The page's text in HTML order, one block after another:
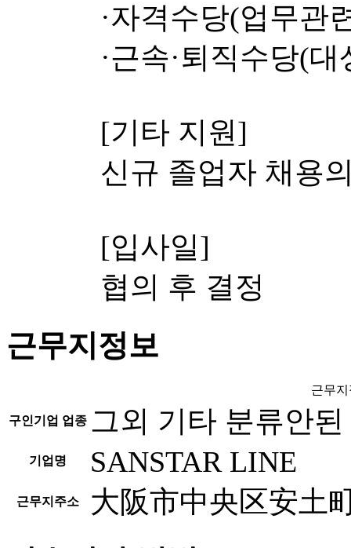
·자격수당(업무관
·근속·퇴직수당(
[기타 지원]
신규 졸업자 채용
[입사일]
협의 후 결정
근무지정보
근무
구인기업 업종 그외 기타 분류안
기업명 SANSTAR LINE
근무지주소 大阪市中央区安土